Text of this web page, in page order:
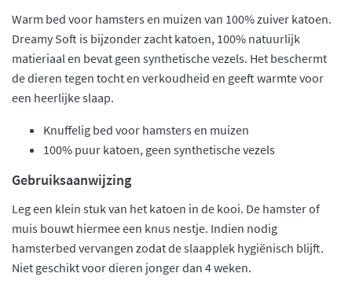
Warm bed voor hamsters en muizen van 100% zuiver katoen.
Dreamy Soft is bijzonder zacht katoen, 100% natuurlijk
matieriaal en bevat geen synthetische vezels. Het beschermt
de dieren tegen tocht en verkoudheid en geeft warmte voor
een heerlijke slaap.
Knuffelig bed voor hamsters en muizen
100% puur katoen, geen synthetische vezels
Gebruiksaanwijzing
Leg een klein stuk van het katoen in de kooi. De hamster of
muis bouwt hiermee een knus nestje. Indien nodig
hamsterbed vervangen zodat de slaapplek hygiënisch blijft.
Niet geschikt voor dieren jonger dan 4 weken.